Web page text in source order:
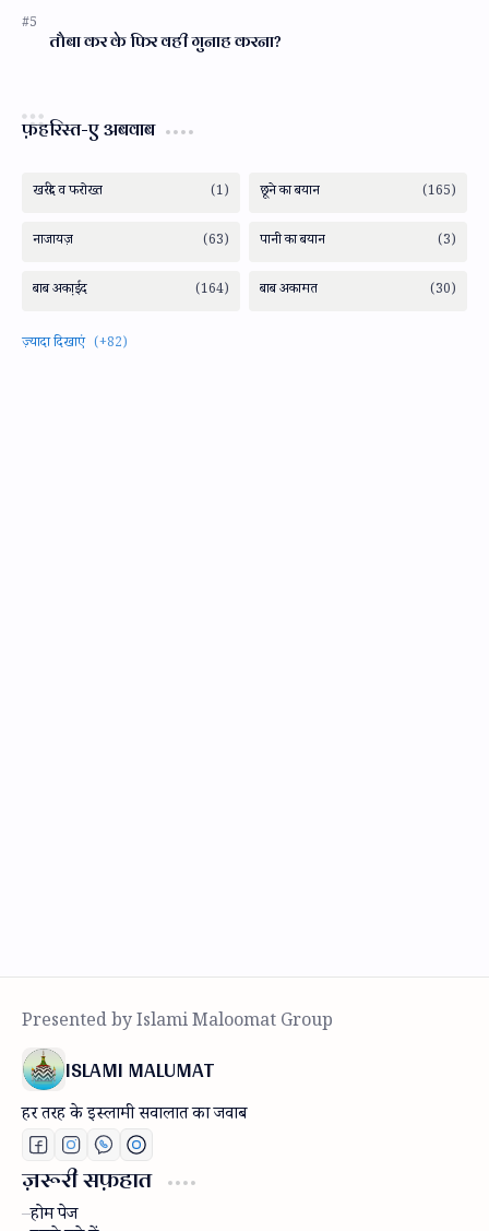
तौबा कर के फिर वही गुनाह करना?
फ़हरिस्त-ए अबवाब
ISLAMI MALUMAT
हर तरह के इस्लामी सवालात का जवाब
ज़रूरी सफ़हात
होम पेज